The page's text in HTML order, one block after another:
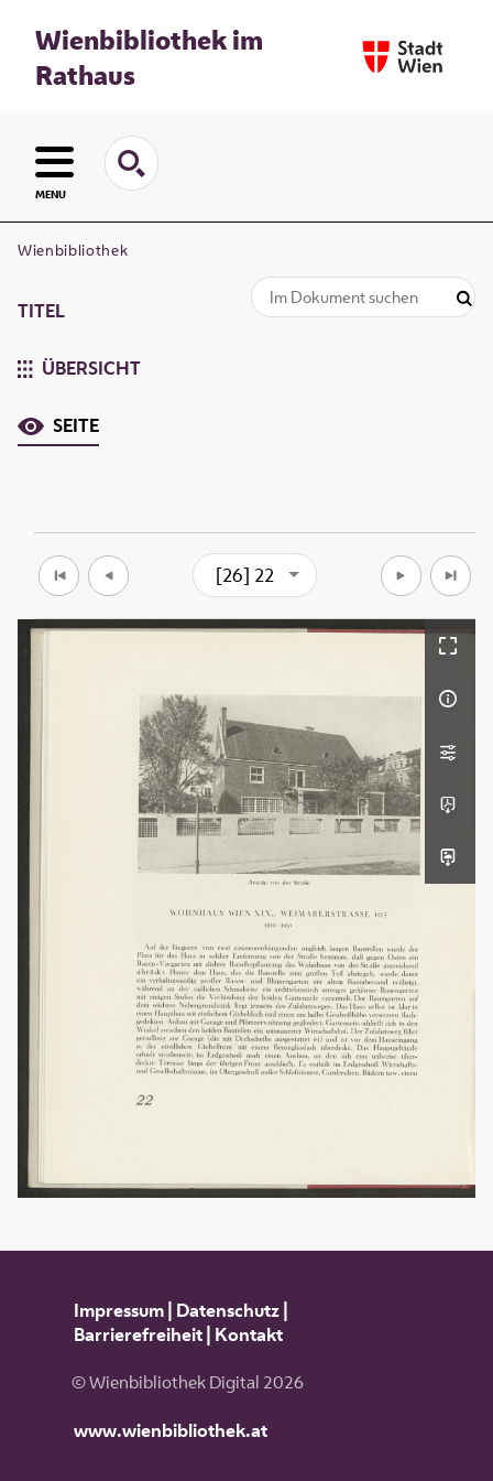
Wienbibliothek im
Rathaus
MENU
Wienbibliothek
TITEL
ÜBERSICHT
SEITE
[26] 22
Impressum| Datenschutz|
Barrierefreiheit| Kontakt
© Wienbibliothek Digital 2026
www.wienbibliothek.at